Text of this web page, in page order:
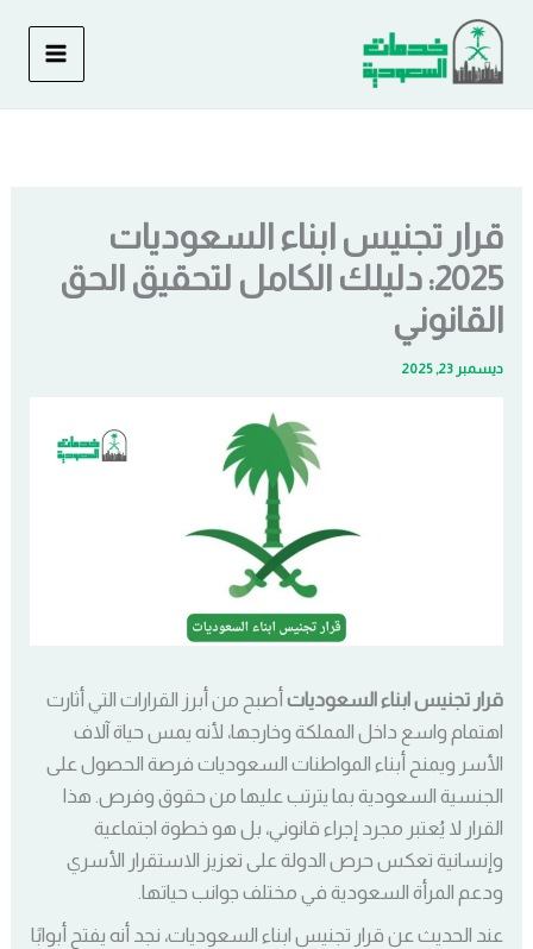
المحتوى
قرار تجنيس ابناء السعوديات
2025: دليلك الكامل لتحقيق الحق
القانوني
ديسمبر 23, 2025
قرار تجنيس ابناء السعوديات أصبح من أبرز القرارات التي أثارت
اهتمام واسع داخل المملكة وخارجها، لأنه يمس حياة آلاف
الأسر ويمنح أبناء المواطنات السعوديات فرصة الحصول على
الجنسية السعودية بما يترتب عليها من حقوق وفرص. هذا
القرار لا يُعتبر مجرد إجراء قانوني، بل هو خطوة اجتماعية
وإنسانية تعكس حرص الدولة على تعزيز الاستقرار الأسري
ودعم المرأة السعودية في مختلف جوانب حياتها.
عند الحديث عن قرار تجنيس ابناء السعوديات، نجد أنه يفتح أبوابًا